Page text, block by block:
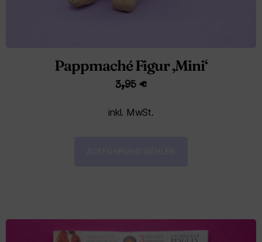
Pappmaché Figur ‚Mini‘
3,95 €
inkl. MwSt.